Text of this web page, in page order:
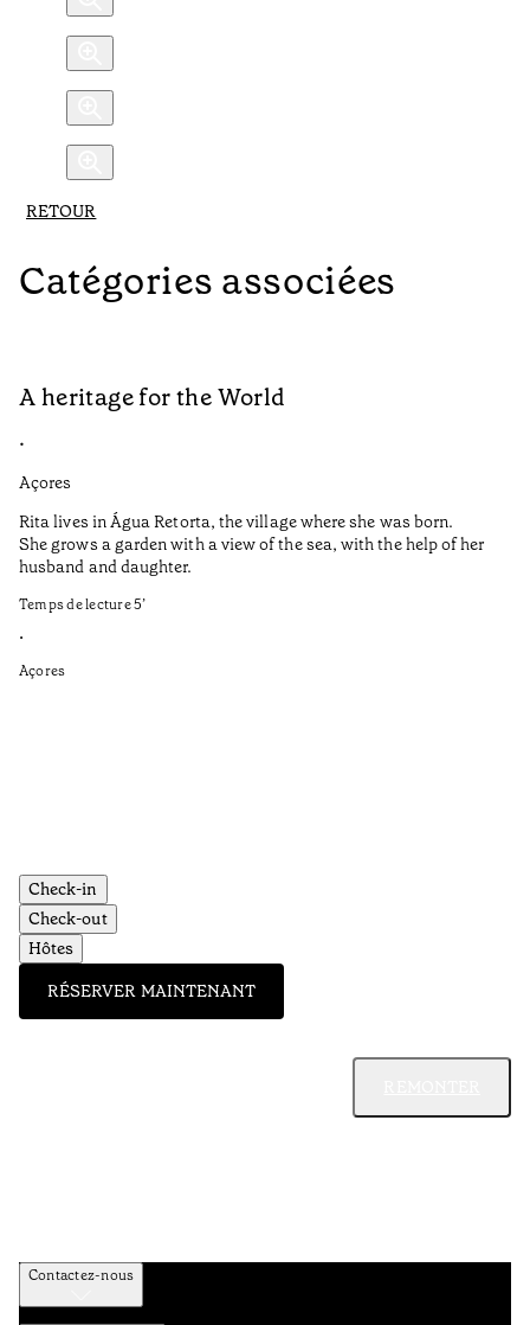
RETOUR
Catégories associées
A heritage for the World
•
Açores
Rita lives in Água Retorta, the village where she was born.
She grows a garden with a view of the sea, with the help of her
husband and daughter.
Temps de lecture5’
•
Açores
Check-in
Check-out
Hôtes
RÉSERVER MAINTENANT
Contactez-nous